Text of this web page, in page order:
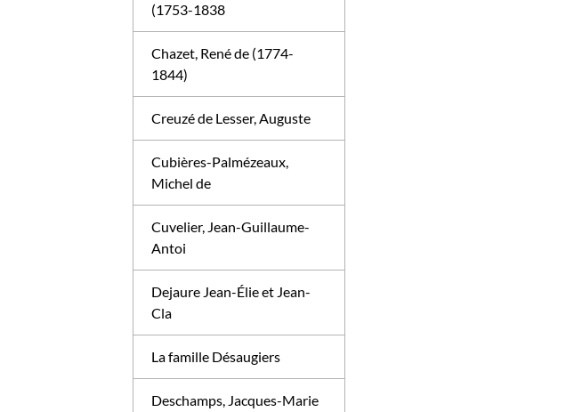
(1753-1838
Chazet, René de (1774-
1844)
Creuzé de Lesser, Auguste
Cubières-Palmézeaux,
Michel de
Cuvelier, Jean-Guillaume-
Antoi
Dejaure Jean-Élie et Jean-
Cla
La famille Désaugiers
Deschamps, Jacques-Marie